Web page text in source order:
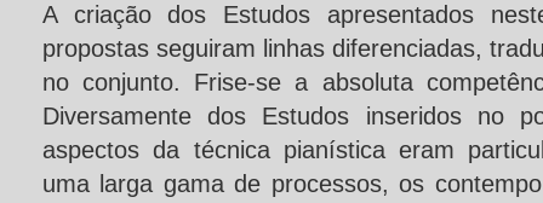
A criação dos Estudos apresentados
propostas seguiram linhas diferenciadas,
no conjunto. Frise-se a absoluta
Diversamente dos Estudos inseridos no
aspectos da técnica pianística eram
uma larga gama de processos, os